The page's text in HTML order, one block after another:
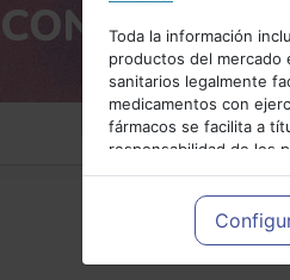
Toda la información
productos del mercado
sanitarios legalmente
medicamentos con
fármacos se facilita a
responsabilidad de los
medicamentos y
adecuado a las